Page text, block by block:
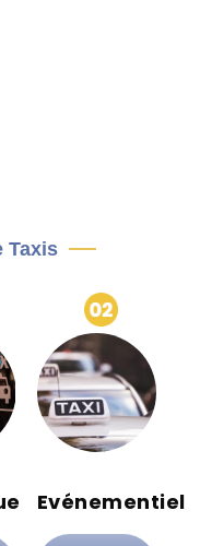
Taxis
Evénementiel